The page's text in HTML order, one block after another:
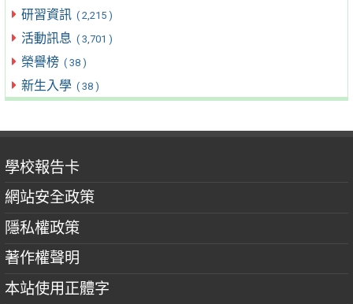
研習資訊 ( 2,215 )
活動訊息 ( 3,701 )
榮譽榜 ( 38 )
新生入學 ( 38 )
學校報告卡
網站安全政策
隱私權政策
著作權聲明
本站使用正體字